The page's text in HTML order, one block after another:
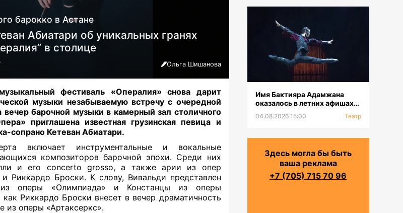
барокко в Астане
Абиатари об уникальных гранях
в столице
Ольга Шишанова
фестиваль «Опералия» снова дарит
музыки незабываемую встречу с очередной
вечер барочной музыки в камерный зал столичного
приглашена известная грузинская певица и
сопрано Кетеван Абиатари.
включает инструментальные и вокальные
композиторов барочной эпохи. Среди них
и его concerto grosso, а также арии из опер
Риккардо Броски. К слову, Вивальди представлен
оперы «Олимпиада» и Констанцы из оперы
как Риккардо Броски внесет в вечер драматичность
из оперы «Артаксеркс».
Имя Бактияра Адамжана
оказалось в летних афишах
04.08.2026 15:00 Театр
Здесь могла бы быть
ваша реклама
+7 (705) 715 70 96